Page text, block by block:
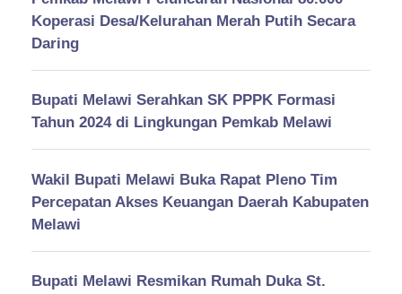
Koperasi Desa/Kelurahan Merah Putih Secara
Daring
Bupati Melawi Serahkan SK PPPK Formasi
Tahun 2024 di Lingkungan Pemkab Melawi
Wakil Bupati Melawi Buka Rapat Pleno Tim
Percepatan Akses Keuangan Daerah Kabupaten
Melawi
Bupati Melawi Resmikan Rumah Duka St.